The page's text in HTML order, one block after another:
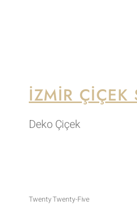
İZMIR ÇIÇEK
Deko Çiçek
Twenty Twenty-Five